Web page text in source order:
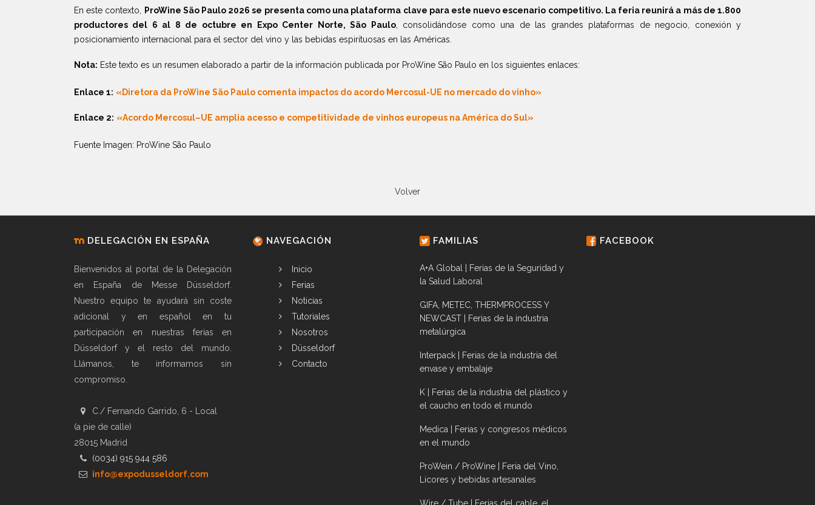
En este contexto,
ProWine São Paulo 2026 se presenta como una plataforma clave para este nuevo escenario competitivo. La feria reunirá a más de 1.800
productores del 6 al 8 de octubre en Expo Center Norte, São Paulo, consolidándose como una de las grandes plataformas de negocio, conexión y
posicionamiento internacional para el sector del vino y las bebidas espirituosas en las Américas.
Nota: Este texto es un resumen elaborado a partir de la información publicada por ProWine São Paulo en los siguientes enlaces:
Enlace 1: «Diretora da ProWine São Paulo comenta impactos do acordo Mercosul-UE no mercado do vinho»
Enlace 2: «Acordo Mercosul–UE amplia acesso e competitividade de vinhos europeus na América do Sul»
Fuente Imagen: ProWine São Paulo
Volver
DELEGACIÓN EN ESPAÑA
Bienvenidos al portal de la Delegación
en España de Messe Düsseldorf.
Nuestro equipo te ayudará sin coste
adicional y en español en tu
participación en nuestras ferias en
Düsseldorf y el resto del mundo.
Llámanos, te informamos sin
compromiso.
C./ Fernando Garrido, 6 - Local
(a pie de calle)
28015 Madrid
(0034) 915 944 586
info@expodusseldorf.com
NAVEGACIÓN
Inicio
Ferias
Noticias
Tutoriales
Nosotros
Düsseldorf
Contacto
FAMILIAS
A+A Global | Ferias de la Seguridad y
la Salud Laboral
GIFA, METEC, THERMPROCESS Y
NEWCAST | Ferias de la industria
metalúrgica
Interpack | Ferias de la industria del
envase y embalaje
K | Ferias de la industria del plástico y
el caucho en todo el mundo
Medica | Ferias y congresos médicos
en el mundo
ProWein / ProWine | Feria del Vino,
Licores y bebidas artesanales
Wire / Tube | Ferias del cable, el
FACEBOOK